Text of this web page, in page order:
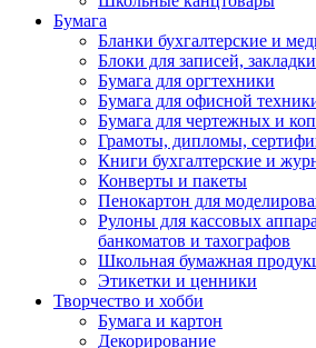
Бумага
Бланки бухгалтерские и
Блоки для записей, закладки
Бумага для оргтехники
Бумага для офисной
Бумага для чертежных и
Грамоты, дипломы,
Книги бухгалтерские и
Конверты и пакеты
Пенокартон для
Рулоны для кассовых
банкоматов и тахографов
Школьная бумажная
Этикетки и ценники
Творчество и хобби
Бумага и картон
Декорирование